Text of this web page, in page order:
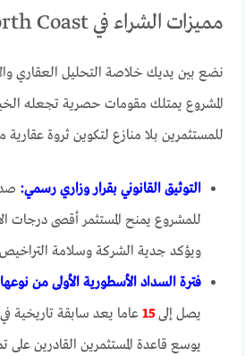
مميزات الشراء في Mersea North Coast
نضع بين يديك خلاصة التحليل العقاري
المشروع يمتلك مقومات حصرية تجعله
للمستثمرين بلا منازع لتكوين ثروة
التوثيق القانوني بقرار وزاري رسمي:
للمشروع يمنح المستثمر أقصى درجات
ويؤكد جدية الشركة وسلامة التراخيص
فترة السداد الأسطورية الأولى من
يصل إلى15 عاما يعد سابقة تاريخية
يوسع قاعدة المستثمرين القادرين